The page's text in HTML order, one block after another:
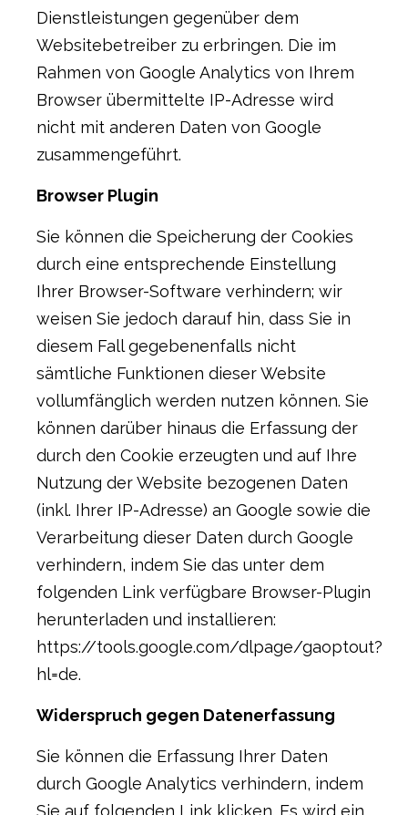
Dienstleistungen gegenüber dem
Websitebetreiber zu erbringen. Die im
Rahmen von Google Analytics von Ihrem
Browser übermittelte IP-Adresse wird
nicht mit anderen Daten von Google
zusammengeführt.
Browser Plugin
Sie können die Speicherung der Cookies
durch eine entsprechende Einstellung
Ihrer Browser-Software verhindern; wir
weisen Sie jedoch darauf hin, dass Sie in
diesem Fall gegebenenfalls nicht
sämtliche Funktionen dieser Website
vollumfänglich werden nutzen können. Sie
können darüber hinaus die Erfassung der
durch den Cookie erzeugten und auf Ihre
Nutzung der Website bezogenen Daten
(inkl. Ihrer IP-Adresse) an Google sowie die
Verarbeitung dieser Daten durch Google
verhindern, indem Sie das unter dem
folgenden Link verfügbare Browser-Plugin
herunterladen und installieren:
https://tools.google.com/dlpage/gaoptout?
hl=de.
Widerspruch gegen Datenerfassung
Sie können die Erfassung Ihrer Daten
durch Google Analytics verhindern, indem
Sie auf folgenden Link klicken. Es wird ein